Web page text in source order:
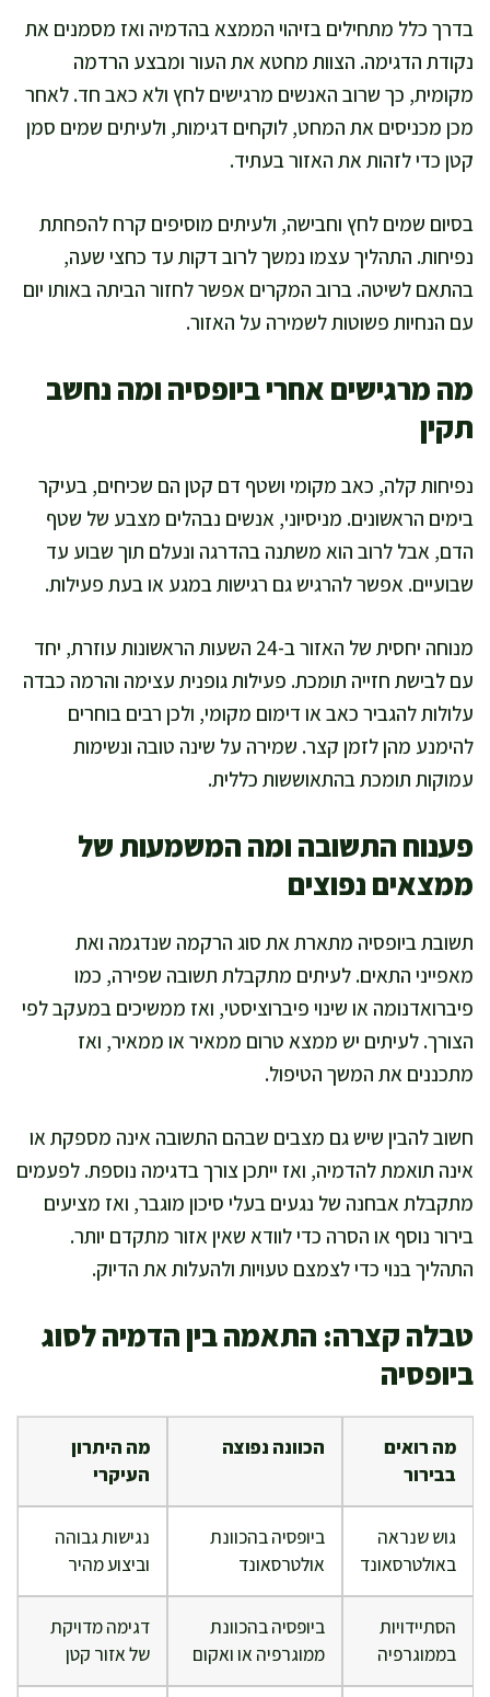
בדרך כלל מתחילים בזיהוי הממצא בהדמיה ואז מסמנים את
נקודת הדגימה. הצוות מחטא את העור ומבצע הרדמה
מקומית, כך שרוב האנשים מרגישים לחץ ולא כאב חד. לאחר
מכן מכניסים את המחט, לוקחים דגימות, ולעיתים שמים סמן
קטן כדי לזהות את האזור בעתיד.
בסיום שמים לחץ וחבישה, ולעיתים מוסיפים קרח להפחתת
נפיחות. התהליך עצמו נמשך לרוב דקות עד כחצי שעה,
בהתאם לשיטה. ברוב המקרים אפשר לחזור הביתה באותו יום
עם הנחיות פשוטות לשמירה על האזור.
מה מרגישים אחרי ביופסיה ומה נחשב
תקין
נפיחות קלה, כאב מקומי ושטף דם קטן הם שכיחים, בעיקר
בימים הראשונים. מניסיוני, אנשים נבהלים מצבע של שטף
הדם, אבל לרוב הוא משתנה בהדרגה ונעלם תוך שבוע עד
שבועיים. אפשר להרגיש גם רגישות במגע או בעת פעילות.
מנוחה יחסית של האזור ב-24 השעות הראשונות עוזרת, יחד
עם לבישת חזייה תומכת. פעילות גופנית עצימה והרמה כבדה
עלולות להגביר כאב או דימום מקומי, ולכן רבים בוחרים
להימנע מהן לזמן קצר. שמירה על שינה טובה ונשימות
עמוקות תומכת בהתאוששות כללית.
פענוח התשובה ומה המשמעות של
ממצאים נפוצים
תשובת ביופסיה מתארת את סוג הרקמה שנדגמה ואת
מאפייני התאים. לעיתים מתקבלת תשובה שפירה, כמו
פיברואדנומה או שינוי פיברוציסטי, ואז ממשיכים במעקב לפי
הצורך. לעיתים יש ממצא טרום ממאיר או ממאיר, ואז
מתכננים את המשך הטיפול.
חשוב להבין שיש גם מצבים שבהם התשובה אינה מספקת או
אינה תואמת להדמיה, ואז ייתכן צורך בדגימה נוספת. לפעמים
מתקבלת אבחנה של נגעים בעלי סיכון מוגבר, ואז מציעים
בירור נוסף או הסרה כדי לוודא שאין אזור מתקדם יותר.
התהליך בנוי כדי לצמצם טעויות ולהעלות את הדיוק.
טבלה קצרה: התאמה בין הדמיה לסוג
ביופסיה
מה רואים
בבירור
הכוונה נפוצה
מה היתרון
העיקרי
גוש שנראה
באולטרסאונד
ביופסיה בהכוונת
אולטרסאונד
נגישות גבוהה
וביצוע מהיר
הסתיידויות
בממוגרפיה
ביופסיה בהכוונת
ממוגרפיה או ואקום
דגימה מדויקת
של אזור קטן